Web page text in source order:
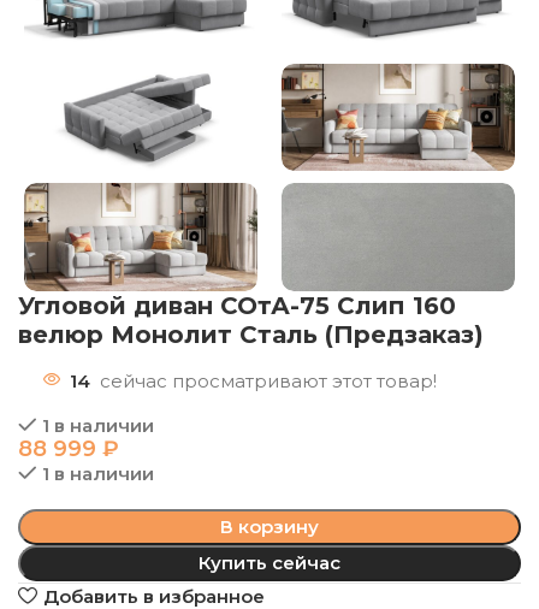
Угловой диван СОтА-75 Слип 160
велюр Монолит Сталь (Предзаказ)
14 сейчас просматривают этот товар!
1 в наличии
88 999 ₽
1 в наличии
В корзину
Купить сейчас
Добавить в избранное